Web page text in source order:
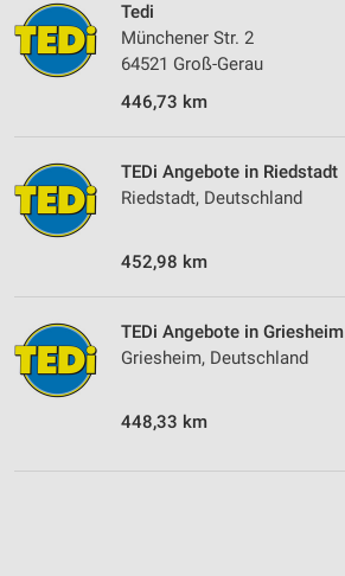
Tedi
Münchener Str. 2
64521 Groß-Gerau
446,73 km
TEDi Angebote in Riedstadt
Riedstadt, Deutschland
452,98 km
TEDi Angebote in Griesheim
Griesheim, Deutschland
448,33 km